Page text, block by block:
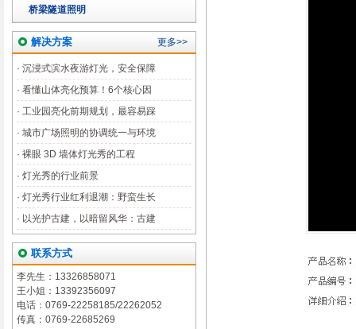
桥梁隧道照明
解决方案 更多>>
· 沉浸式滨水夜游灯光，安全保障
· 看懂山体亮化预算！6个核心因
· 工业园亮化前期规划，最容易踩
· 城市广场照明的协调统一与环境
· 裸眼 3D 墙体灯光秀的工程
· 灯光秀的行业前景
· 灯光秀行业红利退潮：野蛮生长
· 以光护古建，以暗留风华：古建
联系方式
李先生：13326858071
王小姐：13392356097
电话：0769-22258185/22262052
传真：0769-22685269